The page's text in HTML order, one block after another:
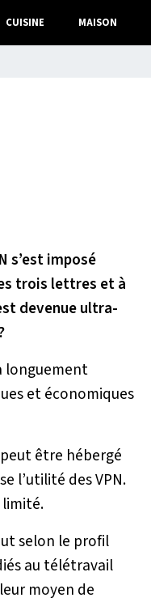
CUISINE MAISON
s’est imposé
trois lettres et à
devenue ultra-
longuement
et économiques
être hébergé
l’utilité des VPN.
limité.
selon le profil
au télétravail
moyen de